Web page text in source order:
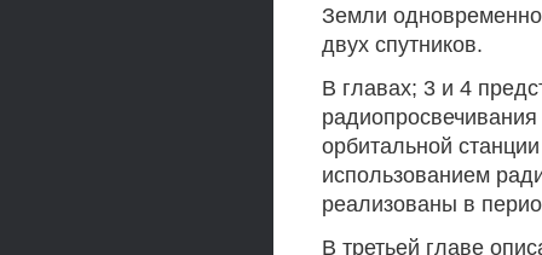
Земли
двух спутников.
В главах; 3 и 4
орбитальной
использованием
реализованы в
В третьей главе